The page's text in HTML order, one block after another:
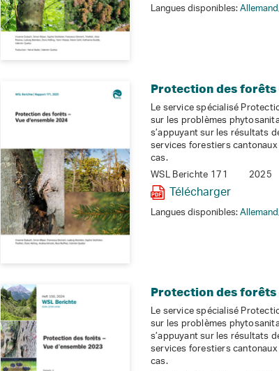
Langues disponibles:Allemand,
Protection des forêts
Le service spécialisé
sur les problèmes
s’appuyant sur les résultats
services forestiers
cas.
WSL Berichte 171
2025
Télécharger
Langues disponibles:Allemand,
Protection des forêts
Le service spécialisé
sur les problèmes
s’appuyant sur les résultats
services forestiers
cas.